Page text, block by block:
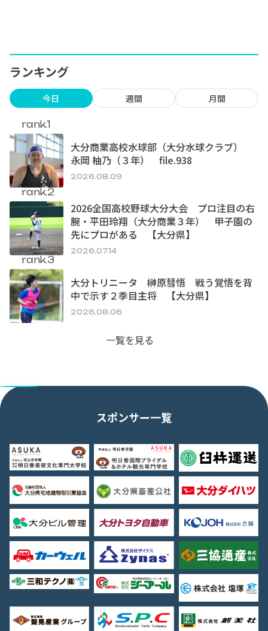
ランキング
今日 週間 月間
rank.1
大分商業高校水球部（大分水球クラブ）
永岡 柚乃（３年） file.938
2026.08.09
rank.2
2026全国高校野球大分大会 プロ注目の右
腕・平田玲翔（大分商業３年） 甲子園の
先にプロがある 【大分県】
2026.07.14
rank.3
大分トリニータ 榊原彗悟 戦う覚悟を背
中で示す２季目主将 【大分県】
2026.08.06
一覧を見る
スポンサー一覧